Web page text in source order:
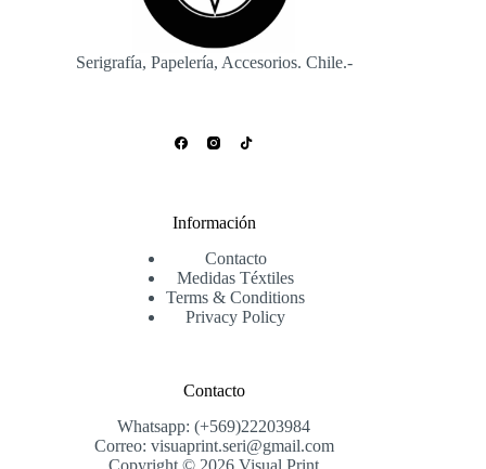
Serigrafía, Papelería, Accesorios. Chile.-
Información
Contacto
Medidas Téxtiles
Terms & Conditions
Privacy Policy
Contacto
Whatsapp: (+569)22203984
Correo: visuaprint.seri@gmail.com
Copyright © 2026 Visual Print